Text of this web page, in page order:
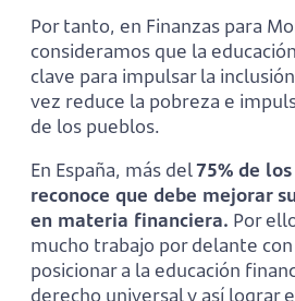
Por tanto, en Finanzas para
consideramos que la
clave para impulsar la
vez reduce la pobreza e
de los pueblos.
En España, más del75% de
reconoce que debe mejorar
en materia financiera. Por
mucho trabajo por delante
posicionar a la educación
derecho universal y así lograr